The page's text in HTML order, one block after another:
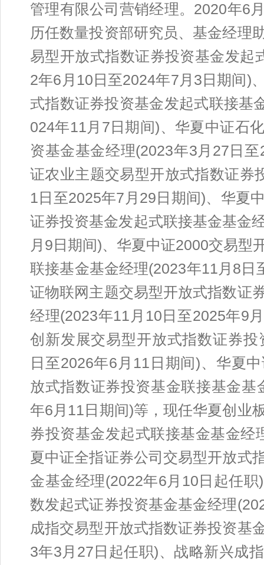
管理有限公司营销经理。2020年6
历任数量投资部研究员、基金经理
易型开放式指数证券投资基金发起
2年6月10日至2024年7月3日期间)
式指数证券投资基金发起式联接基
024年11月7日期间)、华夏中证石
资基金基金经理(2023年3月27日
证农业主题交易型开放式指数证券
1日至2025年7月29日期间)、华夏
证券投资基金发起式联接基金基金
月9日期间)、华夏中证2000交易型
联接基金基金经理(2023年11月8日
证物联网主题交易型开放式指数证
经理(2023年11月10日至2025年9
创新发展交易型开放式指数证券
日至2026年6月11日期间)、华夏
放式指数证券投资基金联接基金
年6月11日期间)等，现任华夏创业
券投资基金发起式联接基金基金经
夏中证全指证券公司交易型开放式
金基金经理(2022年6月10日起任
数发起式证券投资基金基金经理
成指交易型开放式指数证券投资基
3年3月27日起任职)、战略新兴成